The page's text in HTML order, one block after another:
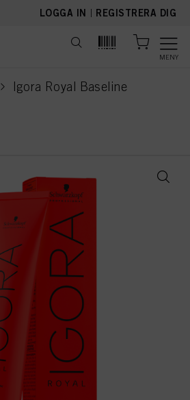
LOGGA IN | REGISTRERA DIG
MENY
Igora Royal Baseline
current page